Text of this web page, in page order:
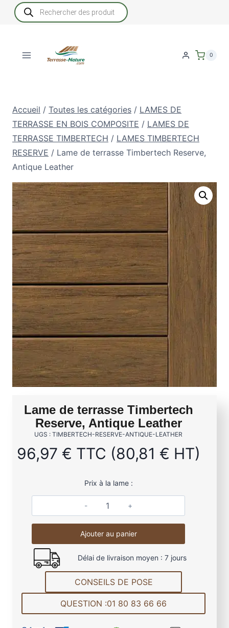
Recherche
de
produits
0
Accueil / Toutes les catégories / LAMES DE
TERRASSE EN BOIS COMPOSITE / LAMES DE
TERRASSE TIMBERTECH / LAMES TIMBERTECH
RESERVE / Lame de terrasse Timbertech Reserve,
Antique Leather
Lame de terrasse Timbertech
Reserve, Antique Leather
UGS : TIMBERTECH-RESERVE-ANTIQUE-LEATHER
96,97 € TTC (80,81 € HT)
Prix à la lame :
q
u
a
t
i
t
é
d
Ajouter au panier
Délai de livraison moyen : 7 jours
CONSEILS DE POSE
QUESTION :01 80 83 66 66